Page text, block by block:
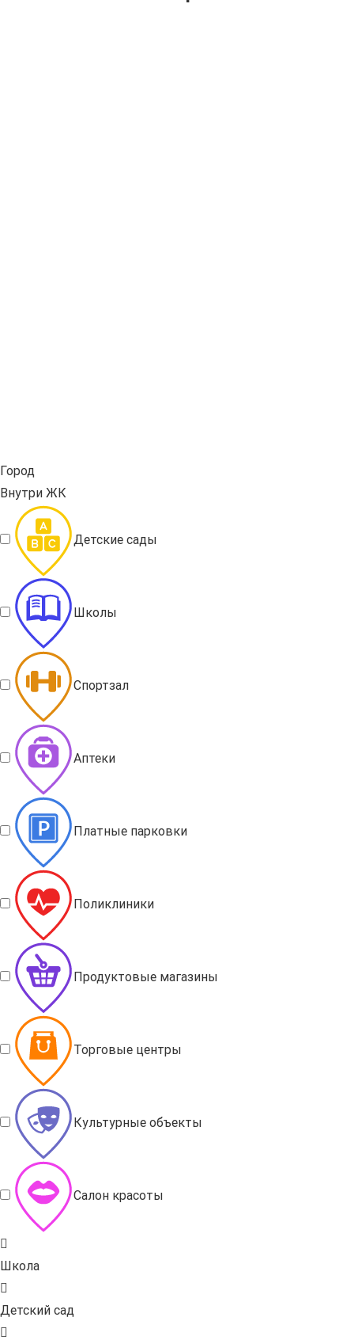
Город
Внутри ЖК
Детские сады
Школы
Спортзал
Аптеки
Платные парковки
Поликлиники
Продуктовые магазины
Торговые центры
Культурные объекты
Салон красоты
Школа
Детский сад